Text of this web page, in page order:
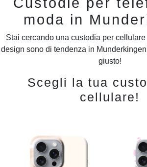
moda in
Stai cercando una custodia per
design sono di tendenza in
giusto!
Scegli la tua
cellulare!